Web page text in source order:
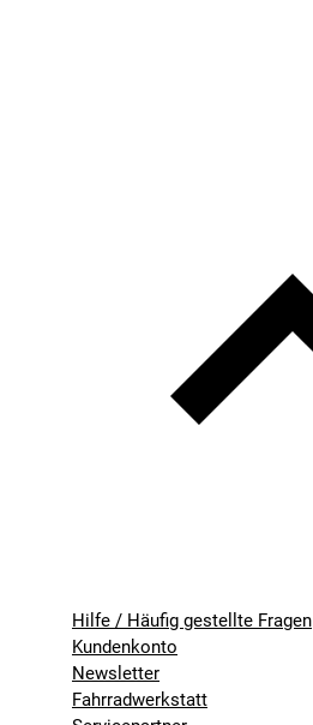
Hilfe / Häufig gestellte Fragen
Kundenkonto
Newsletter
Fahrradwerkstatt